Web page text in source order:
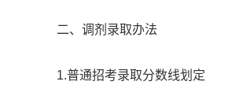
二、调剂录取办法
1.普通招考录取分数线划定